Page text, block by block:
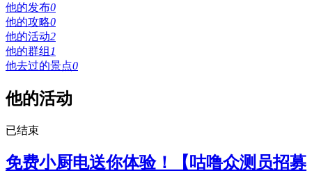
他的发布0
他的攻略0
他的活动2
他的群组 1
他去过的景点0
他的活动
已结束
免费小厨电送你体验！【咕噜众测员招募